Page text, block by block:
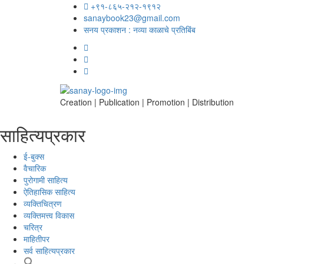
+९१-८६५-२१२-१९१२
sanaybook23@gmail.com
सनय प्रकाशन : नव्या काळाचे प्रतिबिंब
Creation | Publication | Promotion | Distribution
साहित्यप्रकार
ई-बुक्स
वैचारिक
पुरोगामी साहित्य
ऐतिहासिक साहित्य
व्यक्तिचित्रण
व्यक्तिमत्त्व विकास
चरित्र
माहितीपर
सर्व साहित्यप्रकार